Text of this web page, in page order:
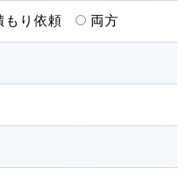
もり依頼 両方